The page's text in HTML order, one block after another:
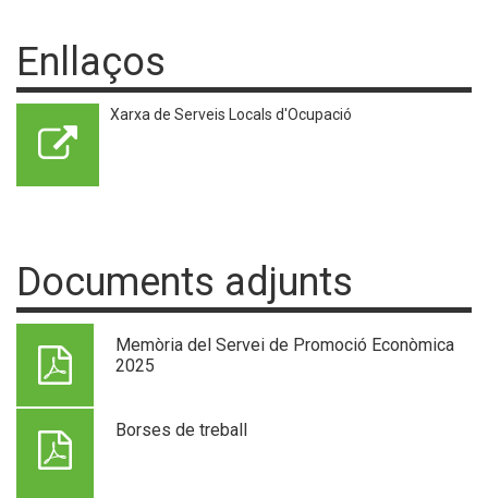
Enllaços
Xarxa de Serveis Locals d'Ocupació
Documents adjunts
Memòria del Servei de Promoció Econòmica
2025
Borses de treball